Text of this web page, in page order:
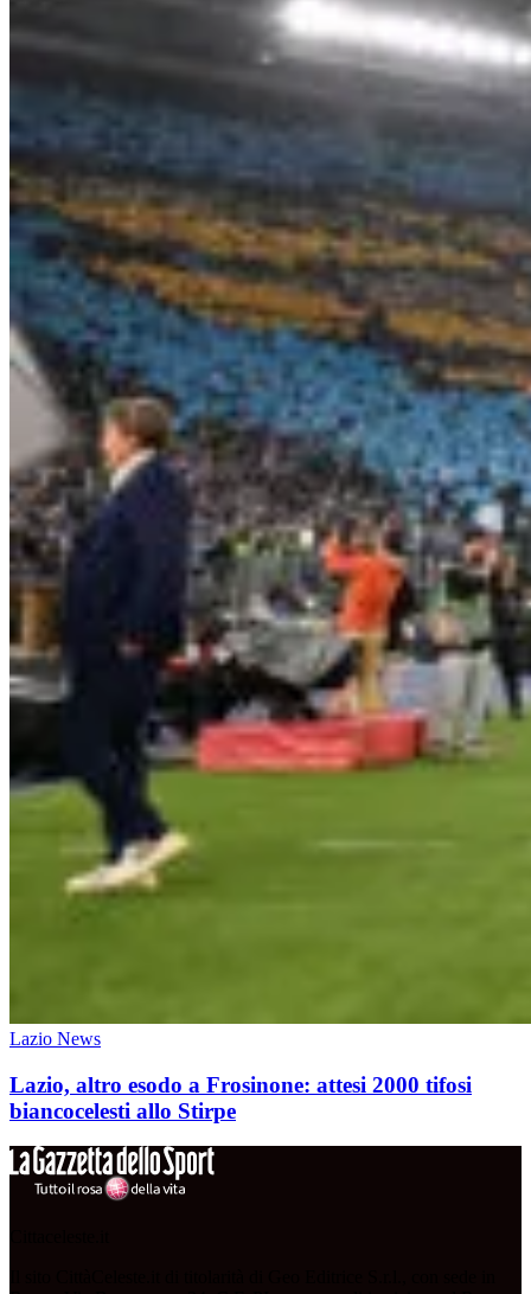
Lazio News
Lazio, altro esodo a Frosinone: attesi 2000 tifosi
biancocelesti allo Stirpe